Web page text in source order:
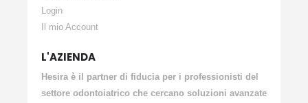
Login
Il mio Account
L'AZIENDA
Hesira è il partner di fiducia per i professionisti del
settore odontoiatrico che cercano soluzioni avanzate